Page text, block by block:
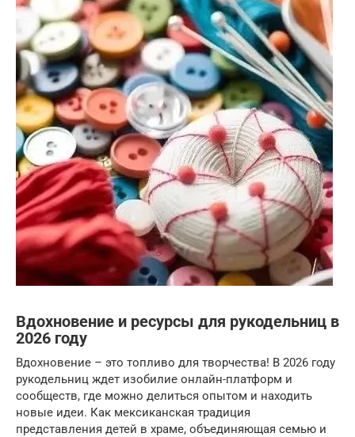
Вдохновение и ресурсы для рукодельниц в
2026 году
Вдохновение – это топливо для творчества! В 2026 году
рукодельниц ждет изобилие онлайн-платформ и
сообществ, где можно делиться опытом и находить
новые идеи. Как мексиканская традиция
представления детей в храме, объединяющая семью и